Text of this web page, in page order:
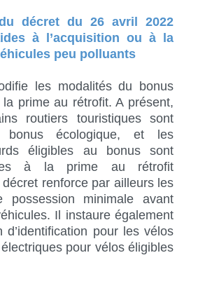
décret du 26 avril 2022
à l’acquisition ou à la
peu polluants
les modalités du bonus
prime au rétrofit. A présent,
routiers touristiques sont
bonus écologique, et les
éligibles au bonus sont
à la prime au rétrofit
renforce par ailleurs les
possession minimale avant
Il instaure également
d’identification pour les vélos
pour vélos éligibles